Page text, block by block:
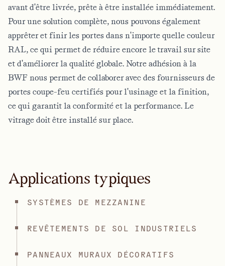
avant d'être livrée, prête à être installée immédiatement.
Pour une solution complète, nous pouvons également
apprêter et finir les portes dans n'importe quelle couleur
RAL, ce qui permet de réduire encore le travail sur site
et d'améliorer la qualité globale. Notre adhésion à la
BWF nous permet de collaborer avec des fournisseurs de
portes coupe-feu certifiés pour l'usinage et la finition,
ce qui garantit la conformité et la performance. Le
vitrage doit être installé sur place.
Applications typiques
SYSTÈMES DE MEZZANINE
REVÊTEMENTS DE SOL INDUSTRIELS
PANNEAUX MURAUX DÉCORATIFS